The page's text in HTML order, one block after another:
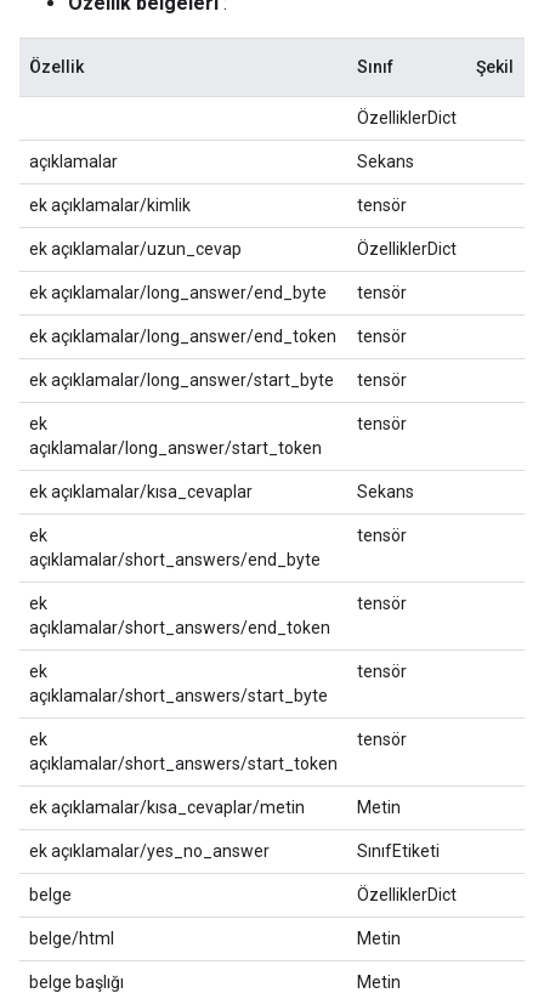
Özellik Sınıf Şekil
ÖzelliklerDict
açıklamalar Sekans
ek açıklamalar/kimlik tensör
ek açıklamalar/uzun_cevap ÖzelliklerDict
ek açıklamalar/long_answer/end_byte tensör
ek açıklamalar/long_answer/end_token tensör
ek açıklamalar/long_answer/start_byte tensör
ek
açıklamalar/long_answer/start_token
tensör
ek açıklamalar/kısa_cevaplar Sekans
ek
açıklamalar/short_answers/end_byte
tensör
ek
açıklamalar/short_answers/end_token
tensör
ek
açıklamalar/short_answers/start_byte
tensör
ek
açıklamalar/short_answers/start_token
tensör
ek açıklamalar/kısa_cevaplar/metin Metin
ek açıklamalar/yes_no_answer SınıfEtiketi
belge ÖzelliklerDict
belge/html Metin
belge başlığı Metin